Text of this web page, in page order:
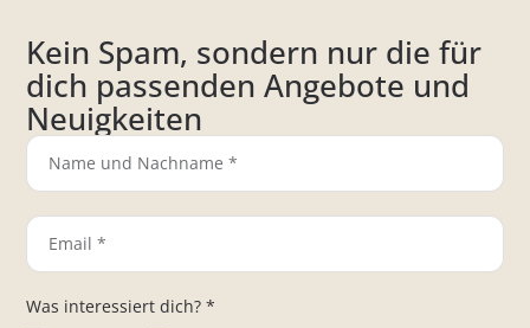
Kein Spam, sondern nur die für
dich passenden Angebote und
Neuigkeiten
Was interessiert dich? *